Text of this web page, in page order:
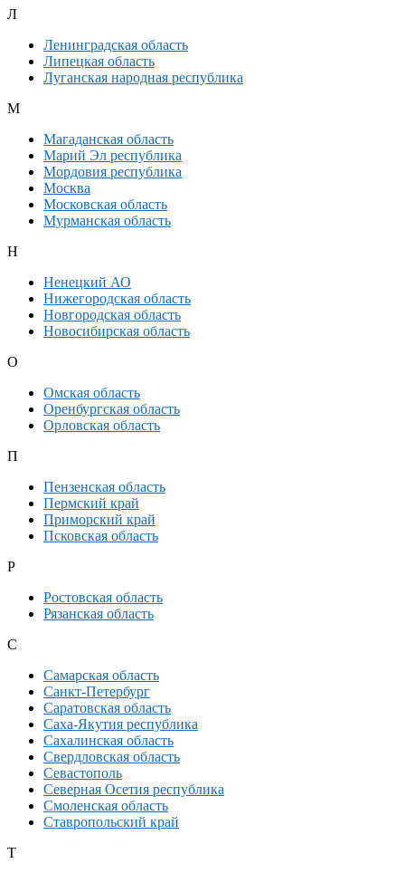
Л
Ленинградская область
Липецкая область
Луганская народная республика
М
Магаданская область
Марий Эл республика
Мордовия республика
Москва
Московская область
Мурманская область
Н
Ненецкий АО
Нижегородская область
Новгородская область
Новосибирская область
О
Омская область
Оренбургская область
Орловская область
П
Пензенская область
Пермский край
Приморский край
Псковская область
Р
Ростовская область
Рязанская область
С
Самарская область
Санкт-Петербург
Саратовская область
Саха-Якутия республика
Сахалинская область
Свердловская область
Севастополь
Северная Осетия республика
Смоленская область
Ставропольский край
Т